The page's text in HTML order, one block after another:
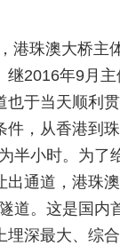
港珠澳大桥主
2016年9月主
也于当天顺利
件，从香港到
半小时。为了
出通道，港珠
道。这是国内
埋深最大、综